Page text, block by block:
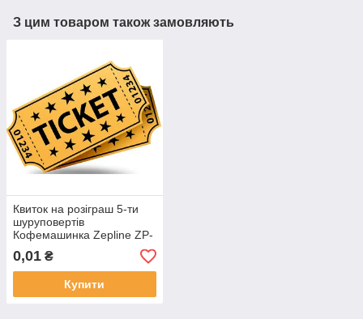
З цим товаром також замовляють
Квиток на розіграш 5-ти
шуруповертів
Кофемашинка Zepline ZP-
6806
0,01 ₴
Купити